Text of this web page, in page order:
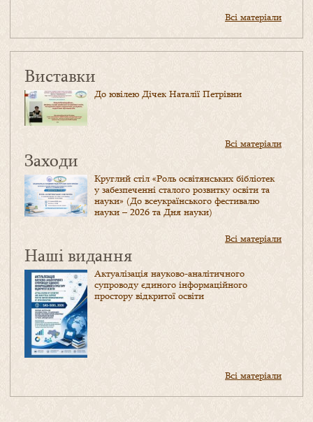
Всі матеріали
Виставки
До ювілею Дічек Наталії Петрівни
Всі матеріали
Заходи
Круглий стіл «Роль освітянських бібліотек
у забезпеченні сталого розвитку освіти та
науки» (До всеукраїнського фестивалю
науки – 2026 та Дня науки)
Всі матеріали
Наші видання
Актуалізація науково-аналітичного
супроводу єдиного інформаційного
простору відкритої освіти
Всі матеріали